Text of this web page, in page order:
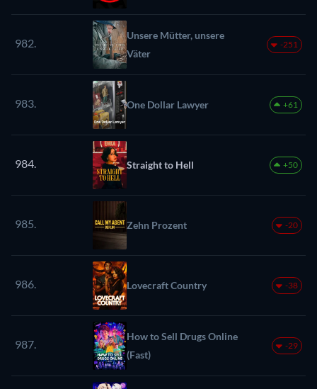
982.
Unsere Mütter, unsere
Väter
-251
983. One Dollar Lawyer +61
984. Straight to Hell +50
985. Zehn Prozent -20
986. Lovecraft Country -38
987.
How to Sell Drugs Online
(Fast)
-29